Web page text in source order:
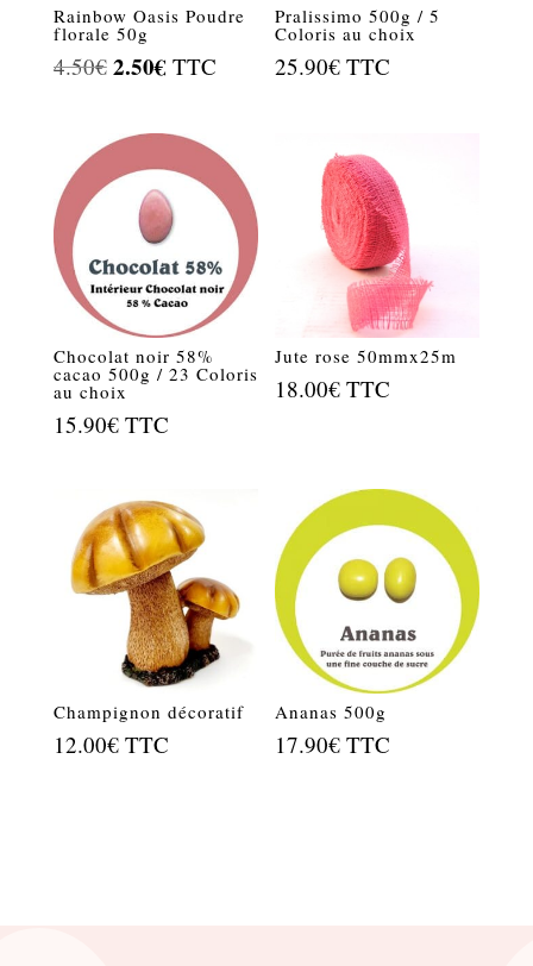
Rainbow Oasis Poudre
florale 50g
4.50€ Le
initial
4.50€.
2.50€Le
actuel
2.50€.
TTC
Pralissimo 500g / 5
Coloris au choix
25.90€ TTC
Chocolat noir 58%
cacao 500g / 23 Coloris
au choix
15.90€ TTC
Jute rose 50mmx25m
18.00€ TTC
Champignon décoratif
12.00€ TTC
Ananas 500g
17.90€ TTC